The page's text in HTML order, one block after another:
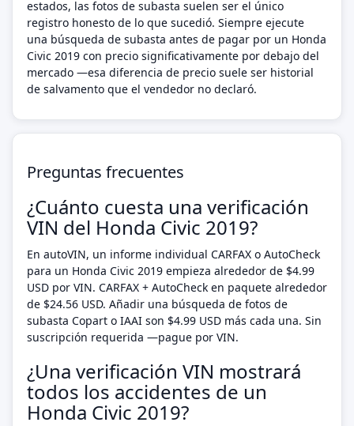
estados, las fotos de subasta suelen ser el único
registro honesto de lo que sucedió. Siempre ejecute
una búsqueda de subasta antes de pagar por un Honda
Civic 2019 con precio significativamente por debajo del
mercado —esa diferencia de precio suele ser historial
de salvamento que el vendedor no declaró.
Preguntas frecuentes
¿Cuánto cuesta una verificación
VIN del Honda Civic 2019?
En autoVIN, un informe individual CARFAX o AutoCheck
para un Honda Civic 2019 empieza alrededor de $4.99
USD por VIN. CARFAX + AutoCheck en paquete alrededor
de $24.56 USD. Añadir una búsqueda de fotos de
subasta Copart o IAAI son $4.99 USD más cada una. Sin
suscripción requerida —pague por VIN.
¿Una verificación VIN mostrará
todos los accidentes de un
Honda Civic 2019?